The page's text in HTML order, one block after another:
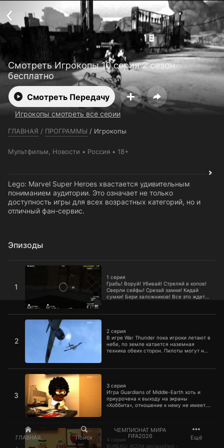
ГЛАВНАЯ Поиск
ЧЕМПИОНАТ МИРА
FIFA2026
Ещё
Смотреть Игрокопы 10 серия 2 сезон
бесплатно
Смотреть Передачу
Игрокопы смотреть все серии
ГЛАВНАЯ / ПРОГРАММЫ / Игрокопы
Мультфильм Новости Россия 18+
Lego: Marvel Super Heroes хвастается удивительным
пониманием аудитории. Это означает не только
доступность игры для всех возрастных категорий, но и
отличный фан-сервис.
Эпизоды
1
1 серия
Грабь! Воруй! Убивай! Стреляй в копов!
Сверли сейфы! Срезай замки! Кидай
сумки! Бери заложников! Все это ждет
1 серия
2
2 серия
В игре War Thunder пока игроки летают в
небе, по земле катается наземная
техника обеих сторон. Пилоты могут не
юниты.
2 серия
3
3 серия
Игра Guardians of Middle-Earth хоть и
приурочена к выходу на экраны
«Хоббита», отношение к нему не имеет.
3 серия
4 серия
BUREAU: XCOM declassified –
4 серия
Телефон поддержки: +7 (727) 323 10 92
Пользовательское соглашение
Политика конфиденциальности
Открыть приложение